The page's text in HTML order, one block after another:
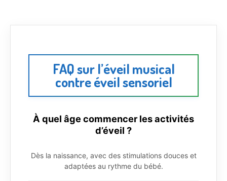
FAQ sur l’éveil musical
contre éveil sensoriel
À quel âge commencer les activités
d’éveil ?
Dès la naissance, avec des stimulations douces et
adaptées au rythme du bébé.